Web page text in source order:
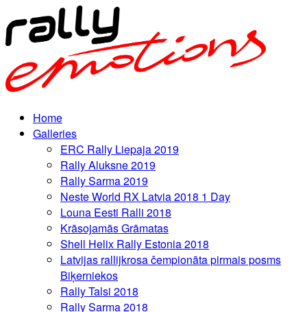
Home
Galleries
ERC Rally Liepaja 2019
Rally Aluksne 2019
Rally Sarma 2019
Neste World RX Latvia 2018 1 Day
Louna Eesti Ralli 2018
Krāsojamās Grāmatas
Shell Helix Rally Estonia 2018
Latvijas rallijkrosa čempionāta pirmais posms
Biķerniekos
Rally Talsi 2018
Rally Sarma 2018